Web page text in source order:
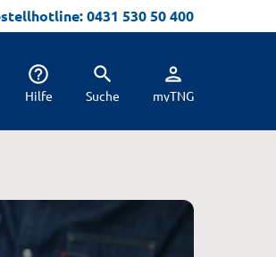
0431 530 50 400
help_outline
Hilfe
search
Suche
person
myTNG